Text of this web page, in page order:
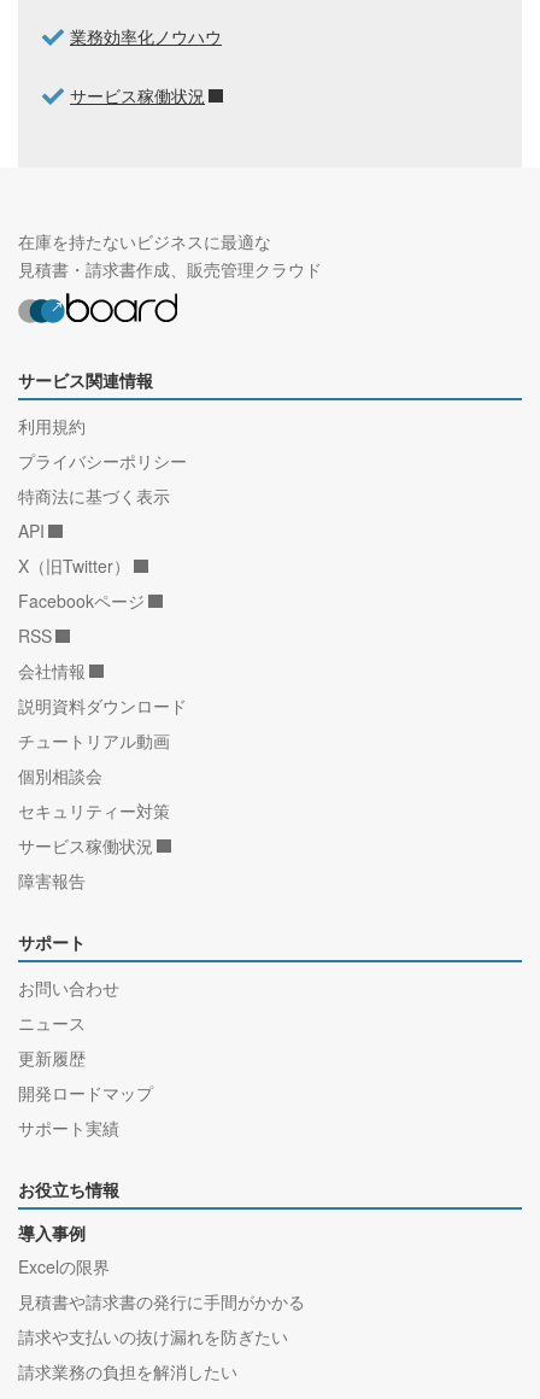
業務効率化ノウハウ
サービス稼働状況
在庫を持たないビジネスに最適な
見積書・請求書作成、販売管理クラウド
サービス関連情報
利用規約
プライバシーポリシー
特商法に基づく表示
API
X（旧Twitter）
Facebookページ
RSS
会社情報
説明資料ダウンロード
チュートリアル動画
個別相談会
セキュリティー対策
サービス稼働状況
障害報告
サポート
お問い合わせ
ニュース
更新履歴
開発ロードマップ
サポート実績
お役立ち情報
導入事例
Excelの限界
見積書や請求書の発行に手間がかかる
請求や支払いの抜け漏れを防ぎたい
請求業務の負担を解消したい